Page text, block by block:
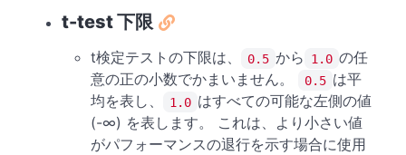
t-test 下限
t検定テストの下限は、 0.5 から 1.0 の任
意の正の小数でかまいません。
0.5 は平
均を表し、
1.0 はすべての可能な左側の値
(-∞) を表します。 これは、より小さい値
がパフォーマンスの退行を示す場合に使用